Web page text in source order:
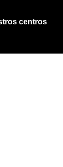
centros